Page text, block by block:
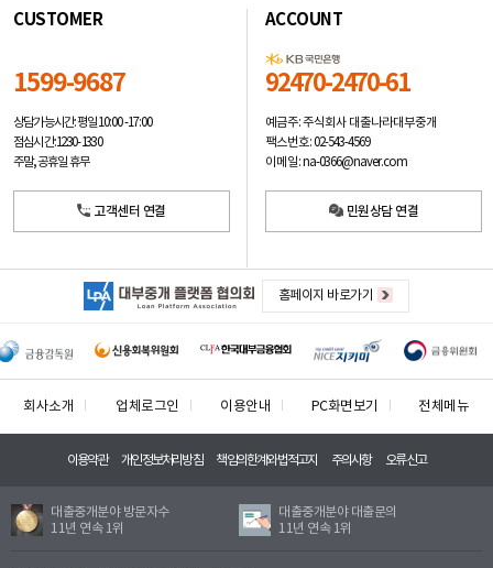
CUSTOMER
1599-9687
상담가능시간: 평일10:00 -17:00
점심시간: 12:30 - 13:30
주말, 공휴일 휴무
고객센터 연결
ACCOUNT
92470-2470-61
예금주: 주식회사 대출나라대부중개
팩스번호: 02-543-4569
이메일: na-0366@naver.com
민원상담 연결
홈페이지 바로가기
회사소개 업체로그인 이용안내 PC화면보기 전체메뉴
이용약관 개인정보처리방침 책임의한계와법적고지 주의사항 오류신고
대출중개분야 방문자수
11년 연속 1위
대출중개분야 대출문의
11년 연속 1위